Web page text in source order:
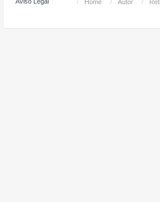
/ Home / Autor /